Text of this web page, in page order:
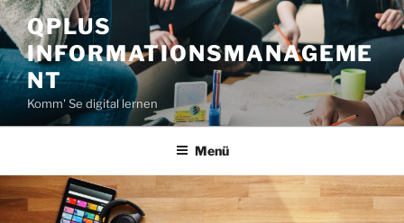
Zum
Inhalt
springen
QPLUS
INFORMATIONSMANAGEME
NT
Komm' Se digital lernen
Menü